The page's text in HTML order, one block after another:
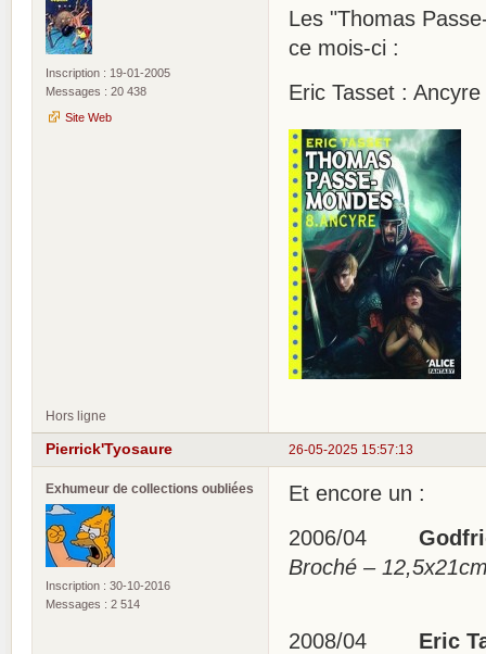
Inscription : 19-01-2005
Messages : 20 438
Site Web
Les "Thomas
ce mois-ci :
Eric Tasset :
Hors ligne
26-05-2025 15:57:13
Pierrick'Tyosaure
Exhumeur de collections oubliées
Inscription : 30-10-2016
Messages : 2 514
Et encore un :
2006/04
Broché –
2008/04
Eric